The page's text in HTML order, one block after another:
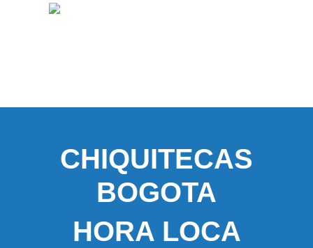
CHIQUITECAS
BOGOTA
HORA LOCA